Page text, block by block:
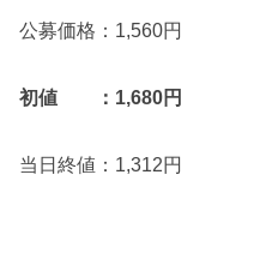
公募価格：1,560円
初値 ：1,680円
当日終値：1,312円